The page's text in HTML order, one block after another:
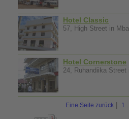
Hotel Classic
57, High Street in
Hotel Cornerstone
24, Ruhandiika
Eine Seite zurück| 1